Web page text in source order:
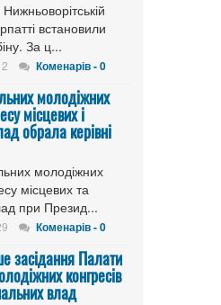
встановили
За ц...
Коменарів - 0
молодіжних
місцевих і
обрала керівні
молодіжних
місцевих та
при Презид...
Коменарів - 0
засідання Палати
конгресів
влад